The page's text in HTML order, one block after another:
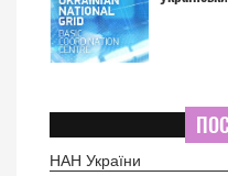
НАН України